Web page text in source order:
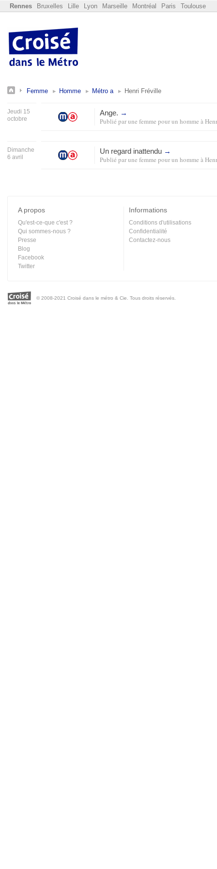
Rennes Bruxelles Lille Lyon Marseille Montréal Paris Toulouse
Femme Homme Métro a Henri Fréville
Jeudi 15
octobre
Ange. →
Publié parune femme pour un homme à
Dimanche
6 avril
Un regard inattendu →
Publié parune femme pour un homme à
A propos
Qu'est-ce-que c'est ?
Qui sommes-nous ?
Presse
Blog
Facebook
Twitter
Informations
Conditions d'utilisations
Confidentialité
Contactez-nous
© 2008-2021 Croisé dans le métro & Cie. Tous droits réservés.